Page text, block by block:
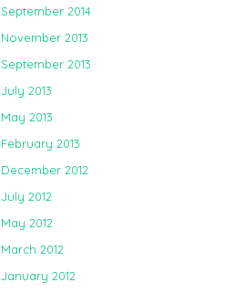
September 2014
November 2013
September 2013
July 2013
May 2013
February 2013
December 2012
July 2012
May 2012
March 2012
January 2012